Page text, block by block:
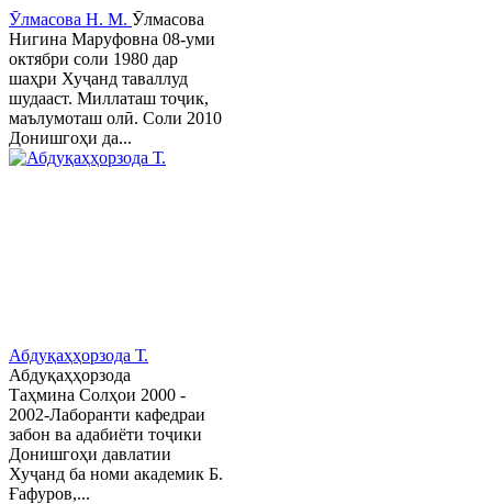
Ӯлмасова Н. М. Ӯлмасова
Нигина Маруфовна 08-уми
октябри соли 1980 дар
шаҳри Хуҷанд таваллуд
шудааст. Миллаташ тоҷик,
маълумоташ олӣ. Соли 2010
Донишгоҳи да...
Абдуқаҳҳорзода Т.
Абдуқаҳҳорзода
Таҳмина Солҳои 2000 -
2002-Лаборанти кафедраи
забон ва адабиёти тоҷики
Донишгоҳи давлатии
Хуҷанд ба номи академик Б.
Ғафуров,...